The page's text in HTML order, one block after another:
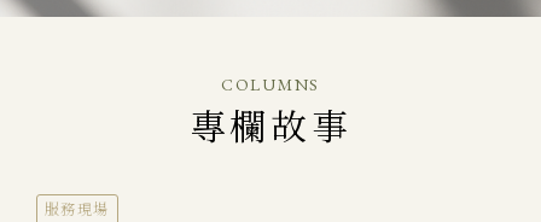
COLUMNS
專欄故事
服務現場